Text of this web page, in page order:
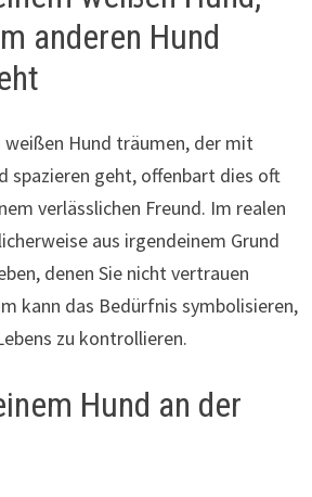
anderen Hund
weißen Hund träumen, der mit
spazieren geht, offenbart dies oft
verlässlichen Freund. Im realen
aus irgendeinem Grund
denen Sie nicht vertrauen
kann das Bedürfnis symbolisieren,
zu kontrollieren.
Hund an der